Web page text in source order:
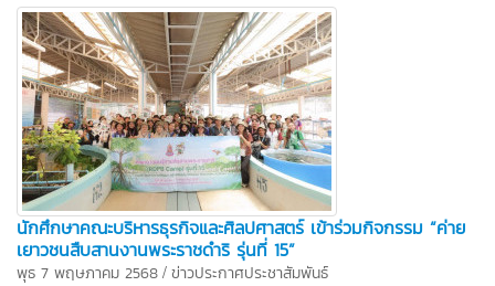
นักศึกษาคณะบริหารธุรกิจและศิลปศาสตร์ เข้าร่วมกิจกรรม “ค่าย
เยาวชนสืบสานงานพระราชดำริ รุ่นที่ 15”
พุธ 7 พฤษภาคม 2568 / ข่าวประกาศประชาสัมพันธ์